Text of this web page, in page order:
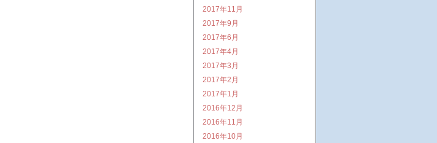
2017年11月
2017年9月
2017年6月
2017年4月
2017年3月
2017年2月
2017年1月
2016年12月
2016年11月
2016年10月